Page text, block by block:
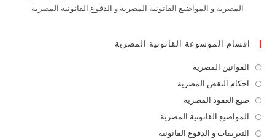
المصرية و المواضيع القانونية المصرية و الدفوع القانونية المصرية
اقسام الموسوعة القانونية المصرية
القوانين المصرية
in
a
new
tab
احكام النقض المصرية
a
new
صيغ العقود المصرية
in
a
المواضيع القانونية المصرية
inالتعريفات و الدفوع القانونية